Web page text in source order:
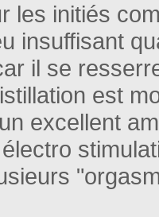
les initiés
insuffisant
il se
est
excellent